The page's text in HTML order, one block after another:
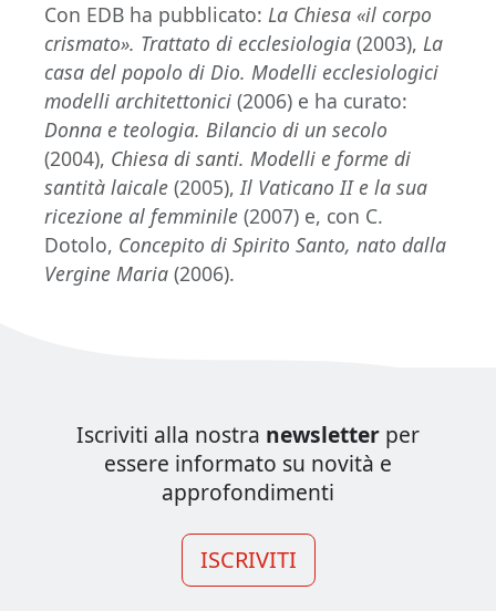
Con EDB ha pubblicato: La Chiesa «il corpo
crismato». Trattato di ecclesiologia (2003), La
casa del popolo di Dio. Modelli ecclesiologici
modelli architettonici (2006) e ha curato:
Donna e teologia. Bilancio di un secolo
(2004), Chiesa di santi. Modelli e forme di
santità laicale (2005),Il Vaticano II e la sua
ricezione al femminile (2007) e, con C.
Dotolo, Concepito di Spirito Santo, nato dalla
Vergine Maria (2006).
Iscriviti alla nostra newsletter per
essere informato su novità e
approfondimenti
ISCRIVITI